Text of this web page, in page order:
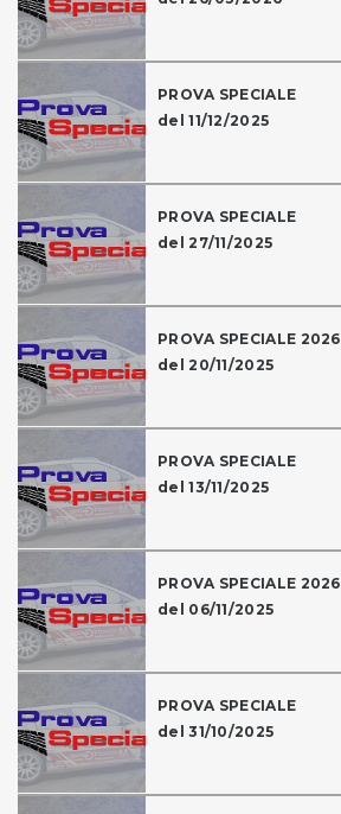
PROVA SPECIALE
del 11/12/2025
PROVA SPECIALE
del 27/11/2025
PROVA SPECIALE 2026
del 20/11/2025
PROVA SPECIALE
del 13/11/2025
PROVA SPECIALE 2026
del 06/11/2025
PROVA SPECIALE
del 31/10/2025